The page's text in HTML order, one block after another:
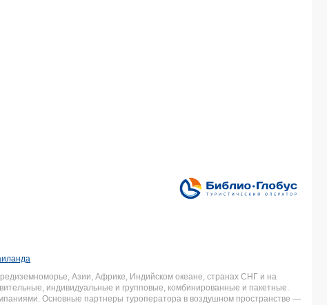
Азии, Африке, Индийском океане, странах СНГ и на
индивидуальные и групповые, комбинированные и пакетные.
Основные партнеры туроператора в воздушном пространстве —